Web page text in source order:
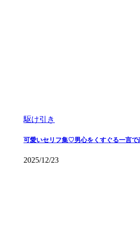
駆け引き
可愛いセリフ集♡男心をくすぐる一言で
2025/12/23